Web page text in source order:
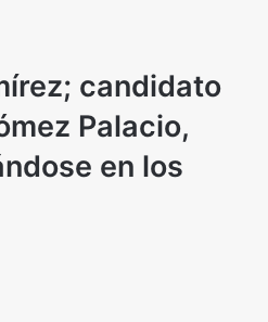
candidato
Palacio,
en los